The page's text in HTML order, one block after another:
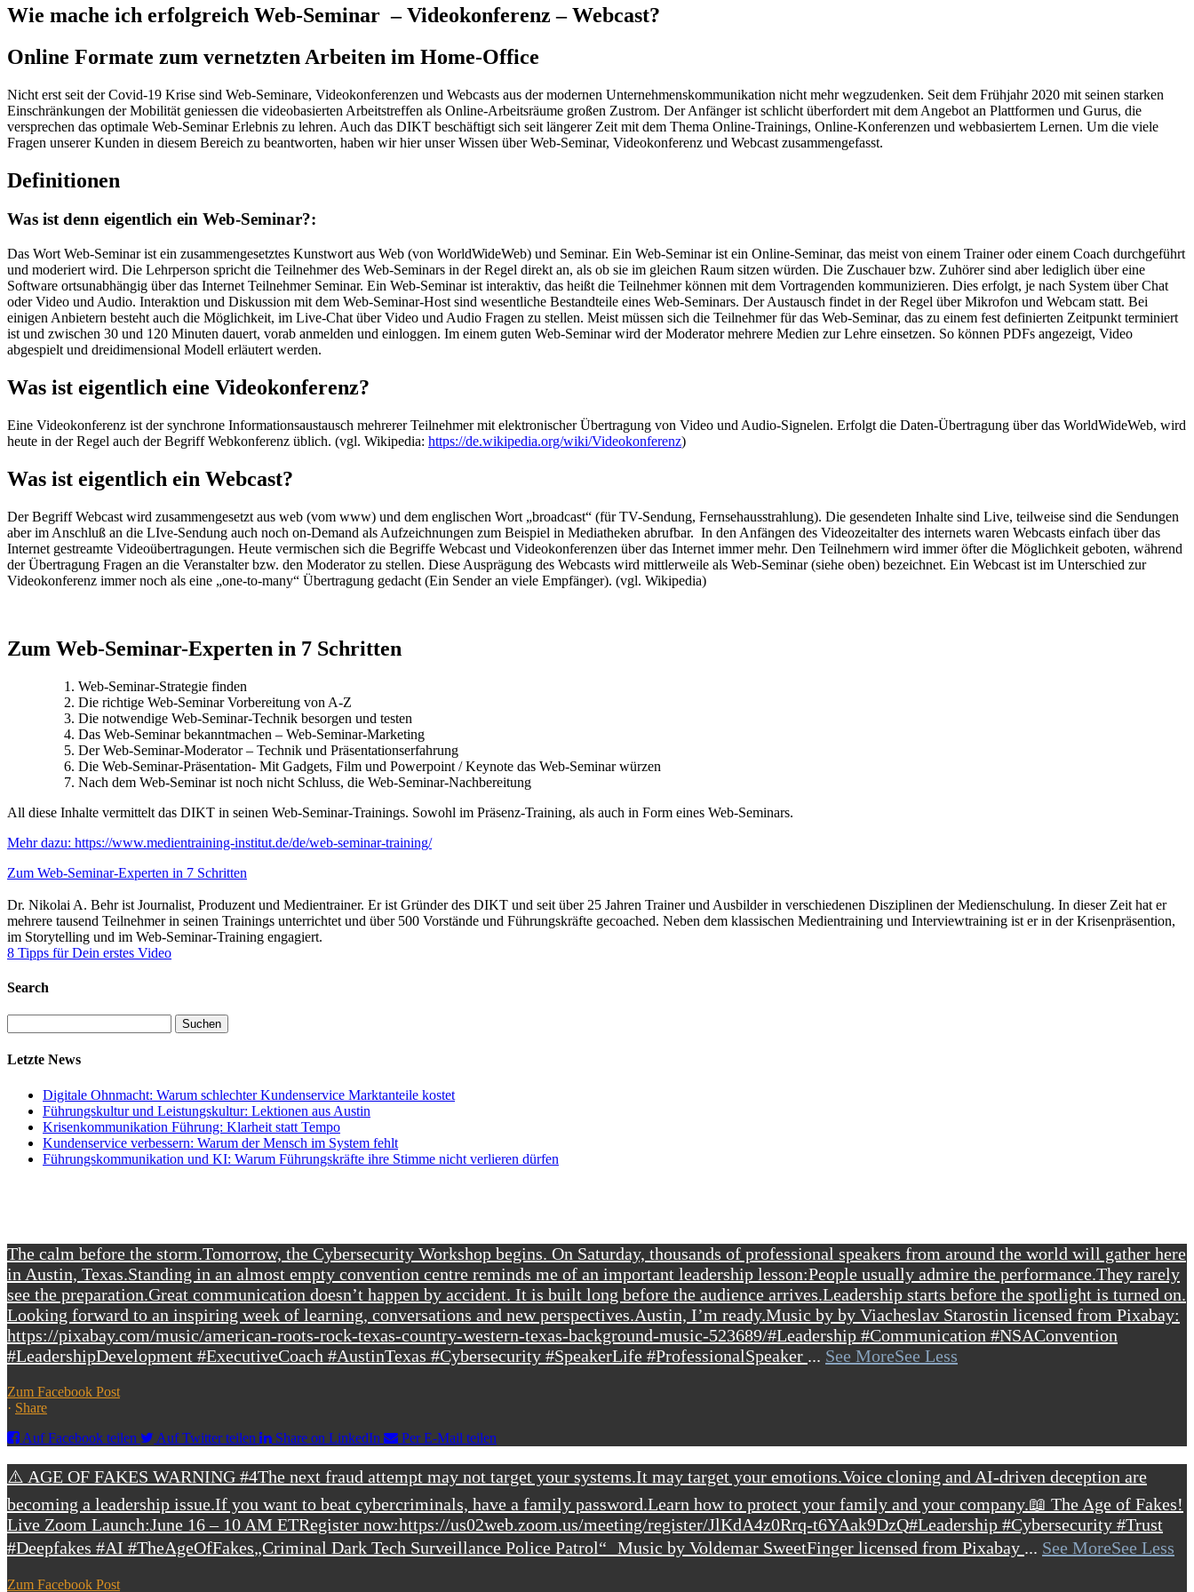
Wie mache ich erfolgreich Web-Seminar – Videokonferenz – Webcast?
Online Formate zum vernetzten Arbeiten im Home-Office
Nicht erst seit der Covid-19 Krise sind Web-Seminare, Videokonferenzen und Webcasts aus der modernen Unternehmenskommunikation nicht mehr wegzudenken. Seit dem Frühjahr 2020 mit seinen starken
Einschränkungen der Mobilität geniessen die videobasierten Arbeitstreffen als Online-Arbeitsräume großen Zustrom. Der Anfänger ist schlicht überfordert mit dem Angebot an Plattformen und Gurus, die
versprechen das optimale Web-Seminar Erlebnis zu lehren. Auch das DIKT beschäftigt sich seit längerer Zeit mit dem Thema Online-Trainings, Online-Konferenzen und webbasiertem Lernen. Um die viele
Fragen unserer Kunden in diesem Bereich zu beantworten, haben wir hier unser Wissen über Web-Seminar, Videokonferenz und Webcast zusammengefasst.
Definitionen
Was ist denn eigentlich ein Web-Seminar?:
Das Wort Web-Seminar ist ein zusammengesetztes Kunstwort aus Web (von WorldWideWeb) und Seminar. Ein Web-Seminar ist ein Online-Seminar, das meist von einem Trainer oder einem Coach durchgeführt
und moderiert wird. Die Lehrperson spricht die Teilnehmer des Web-Seminars in der Regel direkt an, als ob sie im gleichen Raum sitzen würden. Die Zuschauer bzw. Zuhörer sind aber lediglich über eine
Software ortsunabhängig über das Internet Teilnehmer Seminar. Ein Web-Seminar ist interaktiv, das heißt die Teilnehmer können mit dem Vortragenden kommunizieren. Dies erfolgt, je nach System über Chat
oder Video und Audio. Interaktion und Diskussion mit dem Web-Seminar-Host sind wesentliche Bestandteile eines Web-Seminars. Der Austausch findet in der Regel über Mikrofon und Webcam statt. Bei
einigen Anbietern besteht auch die Möglichkeit, im Live-Chat über Video und Audio Fragen zu stellen. Meist müssen sich die Teilnehmer für das Web-Seminar, das zu einem fest definierten Zeitpunkt terminiert
ist und zwischen 30 und 120 Minuten dauert, vorab anmelden und einloggen. Im einem guten Web-Seminar wird der Moderator mehrere Medien zur Lehre einsetzen. So können PDFs angezeigt, Video
abgespielt und dreidimensional Modell erläutert werden.
Was ist eigentlich eine Videokonferenz?
Eine Videokonferenz ist der synchrone Informationsaustausch mehrerer Teilnehmer mit elektronischer Übertragung von Video und Audio-Signelen. Erfolgt die Daten-Übertragung über das WorldWideWeb, wird
heute in der Regel auch der Begriff Webkonferenz üblich. (vgl. Wikipedia: https://de.wikipedia.org/wiki/Videokonferenz)
Was ist eigentlich ein Webcast?
Der Begriff Webcast wird zusammengesetzt aus web (vom www) und dem englischen Wort „broadcast“ (für TV-Sendung, Fernsehausstrahlung). Die gesendeten Inhalte sind Live, teilweise sind die Sendungen
aber im Anschluß an die LIve-Sendung auch noch on-Demand als Aufzeichnungen zum Beispiel in Mediatheken abrufbar. In den Anfängen des Videozeitalter des internets waren Webcasts einfach über das
Internet gestreamte Videoübertragungen. Heute vermischen sich die Begriffe Webcast und Videokonferenzen über das Internet immer mehr. Den Teilnehmern wird immer öfter die Möglichkeit geboten, während
der Übertragung Fragen an die Veranstalter bzw. den Moderator zu stellen. Diese Ausprägung des Webcasts wird mittlerweile als Web-Seminar (siehe oben) bezeichnet. Ein Webcast ist im Unterschied zur
Videokonferenz immer noch als eine „one-to-many“ Übertragung gedacht (Ein Sender an viele Empfänger). (vgl. Wikipedia)
Zum Web-Seminar-Experten in 7 Schritten
Web-Seminar-Strategie finden
Die richtige Web-Seminar Vorbereitung von A-Z
Die notwendige Web-Seminar-Technik besorgen und testen
Das Web-Seminar bekanntmachen – Web-Seminar-Marketing
Der Web-Seminar-Moderator – Technik und Präsentationserfahrung
Die Web-Seminar-Präsentation- Mit Gadgets, Film und Powerpoint / Keynote das Web-Seminar würzen
Nach dem Web-Seminar ist noch nicht Schluss, die Web-Seminar-Nachbereitung
All diese Inhalte vermittelt das DIKT in seinen Web-Seminar-Trainings. Sowohl im Präsenz-Training, als auch in Form eines Web-Seminars.
Mehr dazu: https://www.medientraining-institut.de/de/web-seminar-training/
Zum Web-Seminar-Experten in 7 Schritten
Dr. Nikolai A. Behr ist Journalist, Produzent und Medientrainer. Er ist Gründer des DIKT und seit über 25 Jahren Trainer und Ausbilder in verschiedenen Disziplinen der Medienschulung. In dieser Zeit hat er
mehrere tausend Teilnehmer in seinen Trainings unterrichtet und über 500 Vorstände und Führungskräfte gecoached. Neben dem klassischen Medientraining und Interviewtraining ist er in der Krisenpräsention,
im Storytelling und im Web-Seminar-Training engagiert.
8 Tipps für Dein erstes Video
Search
nach:
Letzte News
Digitale Ohnmacht: Warum schlechter Kundenservice Marktanteile kostet
Führungskultur und Leistungskultur: Lektionen aus Austin
Krisenkommunikation Führung: Klarheit statt Tempo
Kundenservice verbessern: Warum der Mensch im System fehlt
Führungskommunikation und KI: Warum Führungskräfte ihre Stimme nicht verlieren dürfen
The calm before the storm.Tomorrow, the Cybersecurity Workshop begins. On Saturday, thousands of professional speakers from around the world will gather here
in Austin, Texas.Standing in an almost empty convention centre reminds me of an important leadership lesson:People usually admire the performance.They rarely
see the preparation.Great communication doesn’t happen by accident. It is built long before the audience arrives.Leadership starts before the spotlight is turned on.
Looking forward to an inspiring week of learning, conversations and new perspectives.Austin, I’m ready.Music by by Viacheslav Starostin licensed from Pixabay:
https://pixabay.com/music/american-roots-rock-texas-country-western-texas-background-music-523689/#Leadership #Communication #NSAConvention
#LeadershipDevelopment #ExecutiveCoach #AustinTexas #Cybersecurity #SpeakerLife #ProfessionalSpeaker ... See MoreSee Less
Zum Facebook Post
· Share
Auf Facebook teilen
Auf Twitter teilen Share on LinkedIn Per E-Mail teilen
⚠️ AGE OF FAKES WARNING #4The next fraud attempt may not target your systems.It may target your emotions.Voice cloning and AI-driven deception are
becoming a leadership issue.If you want to beat cybercriminals, have a family password.Learn how to protect your family and your company.📖 The Age of Fakes!
Live Zoom Launch:June 16 – 10 AM ETRegister now:https://us02web.zoom.us/meeting/register/JlKdA4z0Rrq-t6YAak9DzQ#Leadership #Cybersecurity #Trust
#Deepfakes #AI #TheAgeOfFakes„Criminal Dark Tech Surveillance Police Patrol“ Music by Voldemar SweetFinger licensed from Pixabay ... See MoreSee Less
Zum Facebook Post